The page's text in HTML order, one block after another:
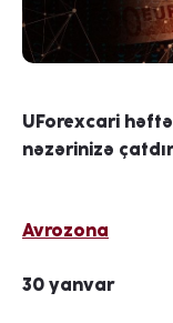
UForexcari
nəzərinizə
Avrozona
30 yanvar